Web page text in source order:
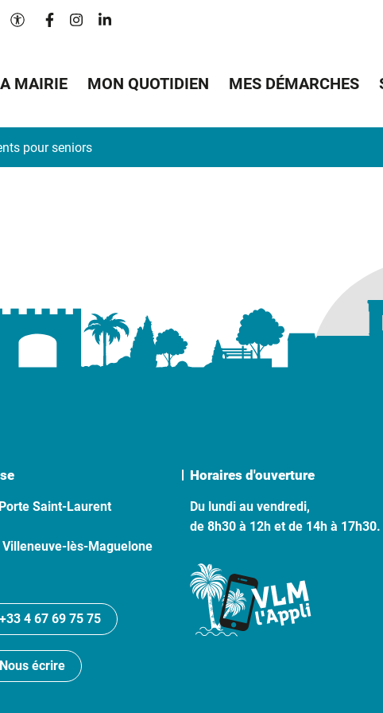
Paramètres d'accessibilité
Lien vers le compte Facebook
Lien vers le compte Instagram
Lien vers le compte Linkedin
MAIRIE MON QUOTIDIEN MES DÉMARCHES
pour seniors
Saint-Laurent
lès-Maguelone
+33 4 67 69 75 75
Nous écrire
Horaires d'ouverture
Du lundi au vendredi,
de 8h30 à 12h et de 14h à 17h30.